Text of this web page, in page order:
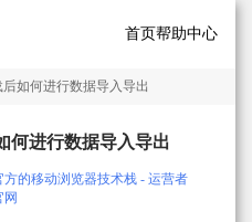
首页帮助中心
后如何进行数据导入导出
何进行数据导入导出
方的移动浏览器技术栈 - 运营者
网